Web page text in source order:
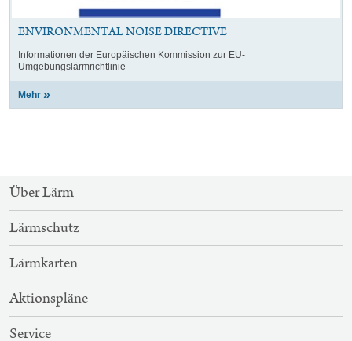
ENVIRONMENTAL NOISE DIRECTIVE
Informationen der Europäischen Kommission zur EU-
Umgebungslärmrichtlinie
Mehr
SITEMAP-
NAVIGATION
Über Lärm
Lärmschutz
Lärmkarten
Aktionspläne
Service